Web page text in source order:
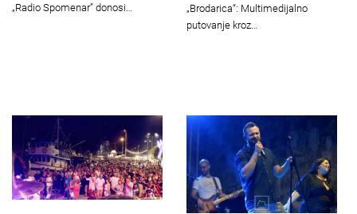
„Radio Spomenar” donosi…
„Brodarica“: Multimedijalno
putovanje kroz…